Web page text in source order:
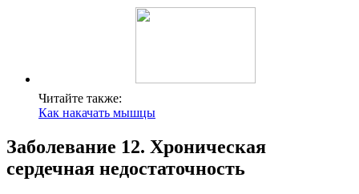
Читайте также:
Как накачать мышцы
Заболевание 12. Хроническая
сердечная недостаточность